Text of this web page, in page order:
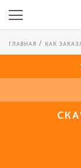
ГЛАВНАЯ КАК